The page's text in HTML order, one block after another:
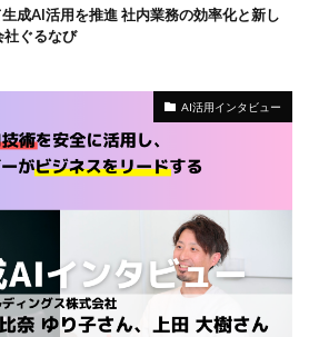
生成AI活用を推進 社内業務の効率化と新し
社ぐるなび
AI活用インタビュー